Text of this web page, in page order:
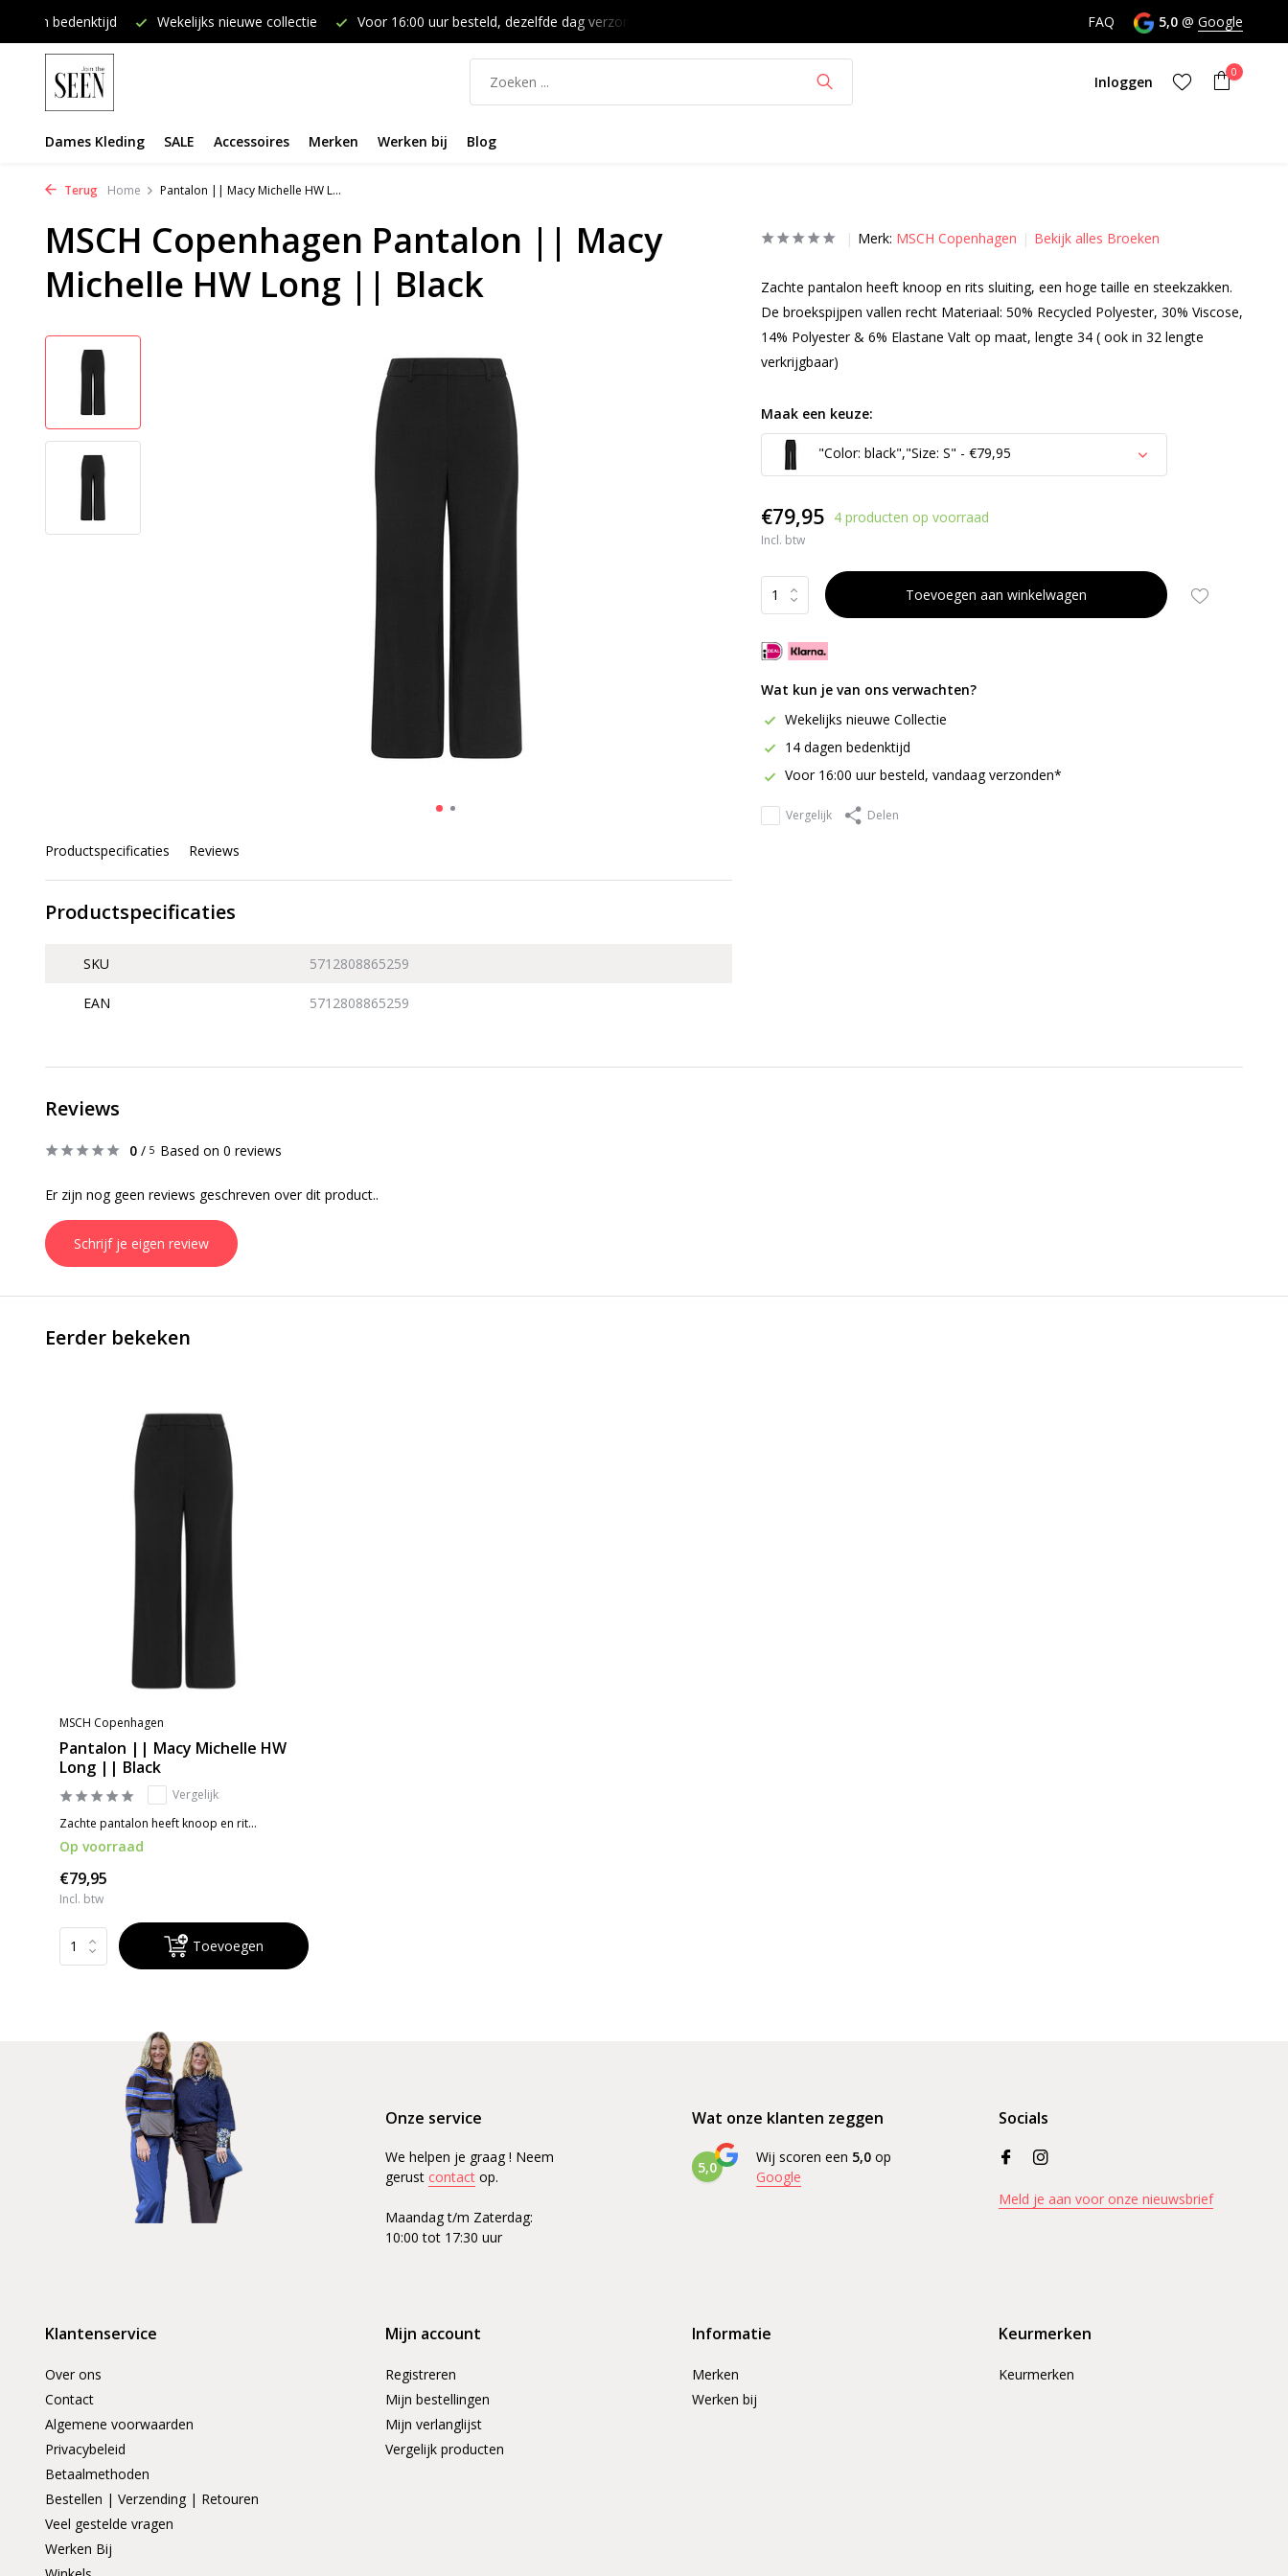
collectie Voor 16:00 uur besteld, dezelfde dag verzonden 14 dagen bedenktijd Wekelijks nieuwe collectie Voor 16:00 uur besteld, dezelfde dag verzonden
FAQ 5,0 @ Google
Inloggen
Account aanmaken
0
Dames Kleding SALE Accessoires Merken Werken bij Blog
Terug Home Pantalon || Macy Michelle HW L...
MSCH Copenhagen Pantalon || Macy
Michelle HW Long || Black
Productspecificaties Reviews
Productspecificaties
SKU 5712808865259
EAN 5712808865259
Merk: MSCH Copenhagen Bekijk alles Broeken
Zachte pantalon heeft knoop en rits sluiting, een hoge taille en steekzakken.
De broekspijpen vallen recht Materiaal: 50% Recycled Polyester, 30% Viscose,
14% Polyester & 6% Elastane Valt op maat, lengte 34 ( ook in 32 lengte
verkrijgbaar)
Maak een keuze:
"Color: black","Size: S" - €79,95
€79,95 4 producten op voorraad
Incl. btw
Toevoegen aan winkelwagen
Wat kun je van ons verwachten?
Wekelijks nieuwe Collectie
14 dagen bedenktijd
Voor 16:00 uur besteld, vandaag verzonden*
Vergelijk Delen
Reviews
0 / 5 Based on 0 reviews
Er zijn nog geen reviews geschreven over dit product..
Schrijf je eigen review
Eerder bekeken
MSCH Copenhagen
Pantalon || Macy Michelle HW
Long || Black
Vergelijk
Zachte pantalon heeft knoop en rit...
Op voorraad
€79,95
Incl. btw
Toevoegen
Onze service
We helpen je graag ! Neem
gerust contact op.
Maandag t/m Zaterdag:
10:00 tot 17:30 uur
Wat onze klanten zeggen
5,0
Wij scoren een 5,0 op
Google
Socials
Meld je aan voor onze nieuwsbrief
Klantenservice
Over ons
Contact
Algemene voorwaarden
Privacybeleid
Betaalmethoden
Bestellen | Verzending | Retouren
Veel gestelde vragen
Werken Bij
Mijn account
Registreren
Mijn bestellingen
Mijn verlanglijst
Vergelijk producten
Informatie
Merken
Werken bij
Keurmerken
Keurmerken